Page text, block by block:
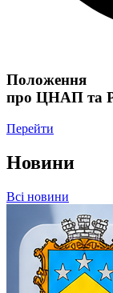
Положення
про ЦНАП та
Перейти
Новини
Всі новини